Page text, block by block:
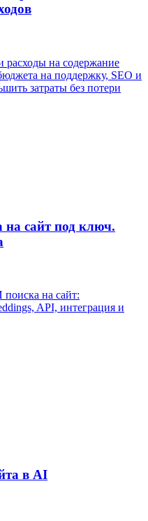
расходы на содержание
на поддержку, SEO и
затраты без потери
сайт под ключ.
на сайт:
API, интеграция и
в AI